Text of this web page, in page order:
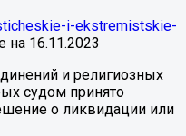
i-ekstremistskie-
на 16.11.2023
и религиозных
судом принято
о ликвидации или